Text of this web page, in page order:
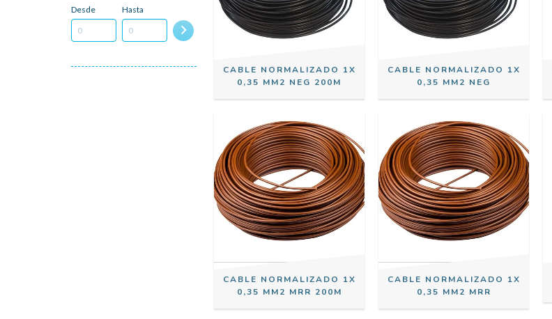
Desde Hasta
CABLE NORMALIZADO 1X
0,35 MM2 NEG 200M
CABLE NORMALIZADO 1X
0,35 MM2 NEG
CABLE NORMALIZADO 1X
0,35 MM2 MRR 200M
CABLE NORMALIZADO 1X
0,35 MM2 MRR